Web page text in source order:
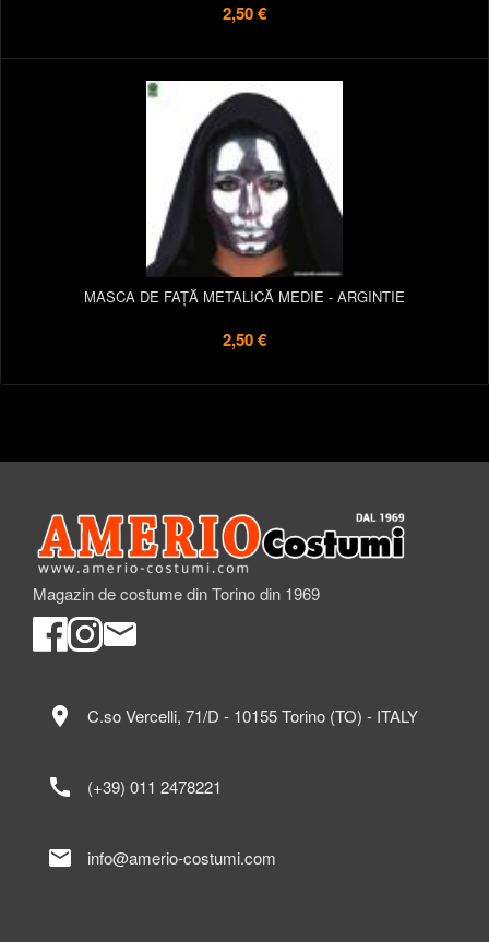
2,50 €
MASCA DE FAȚĂ METALICĂ MEDIE - ARGINTIE
2,50 €
Magazin de costume din Torino din 1969
location_on C.so Vercelli, 71/D - 10155 Torino (TO) - ITALY
call (+39) 011 2478221
mail info@amerio-costumi.com